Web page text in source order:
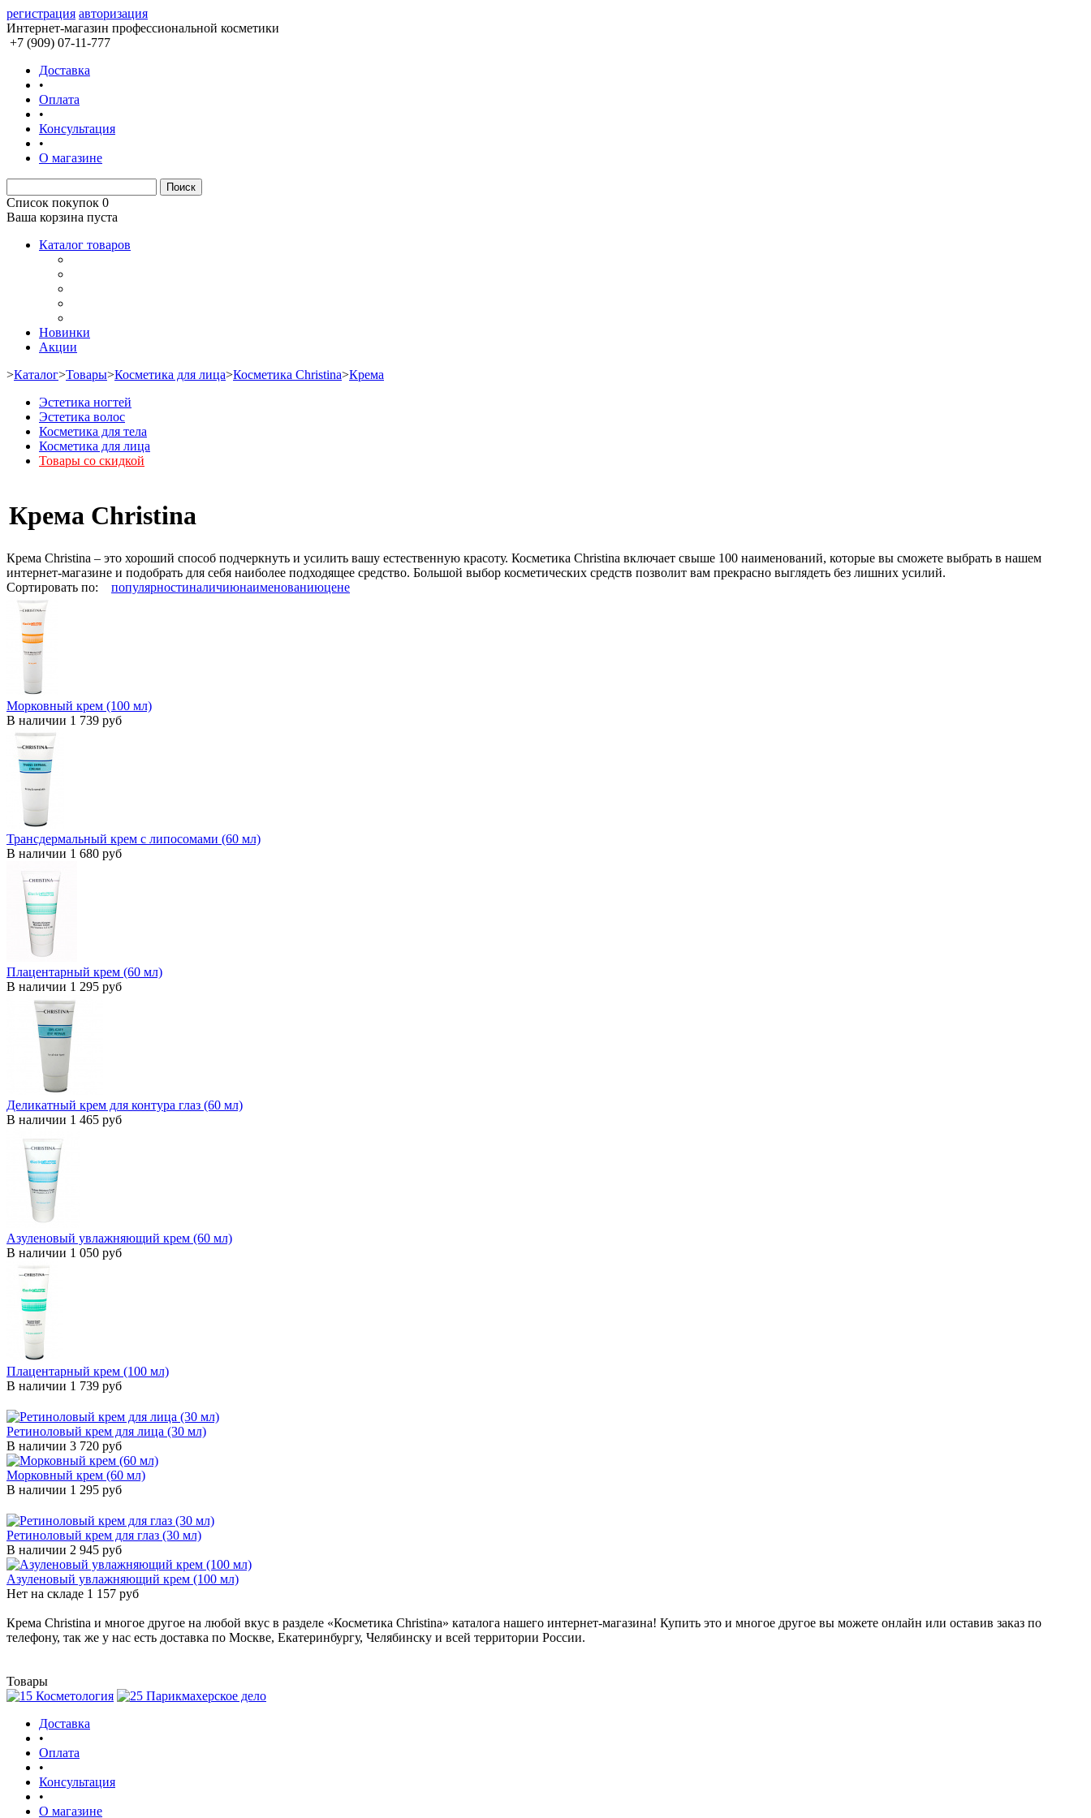
регистрация авторизация
Интернет-магазин профессиональной косметики
+7 (909) 07-11-777
Доставка
•
Оплата
•
Консультация
•
О магазине
Список покупок 0
Ваша корзина пуста
Каталог товаров
Новинки
Акции
>Каталог>Товары>Косметика для лица>Косметика Christina>Крема
Эстетика ногтей
Эстетика волос
Косметика для тела
Косметика для лица
Товары со скидкой
Крема Christina
Крема Christina – это хороший способ подчеркнуть и усилить вашу естественную красоту. Косметика Christina включает свыше 100 наименований, которые вы сможете выбрать в нашем
интернет-магазине и подобрать для себя наиболее подходящее средство. Большой выбор косметических средств позволит вам прекрасно выглядеть без лишних усилий.
Сортировать по: популярностиналичиюнаименованиюцене
Морковный крем (100 мл)
В наличии 1 739 руб
Трансдермальный крем с липосомами (60 мл)
В наличии 1 680 руб
Плацентарный крем (60 мл)
В наличии 1 295 руб
Деликатный крем для контура глаз (60 мл)
В наличии 1 465 руб
Азуленовый увлажняющий крем (60 мл)
В наличии 1 050 руб
Плацентарный крем (100 мл)
В наличии 1 739 руб
Ретиноловый крем для лица (30 мл)
В наличии 3 720 руб
Морковный крем (60 мл)
В наличии 1 295 руб
Ретиноловый крем для глаз (30 мл)
В наличии 2 945 руб
Азуленовый увлажняющий крем (100 мл)
Нет на складе 1 157 руб
Крема Christina и многое другое на любой вкус в разделе «Косметика Christina» каталога нашего интернет-магазина! Купить это и многое другое вы можете онлайн или оставив заказ по
телефону, так же у нас есть доставка по Москве, Екатеринбургу, Челябинску и всей территории России.
Товары
Доставка
•
Оплата
•
Консультация
•
О магазине